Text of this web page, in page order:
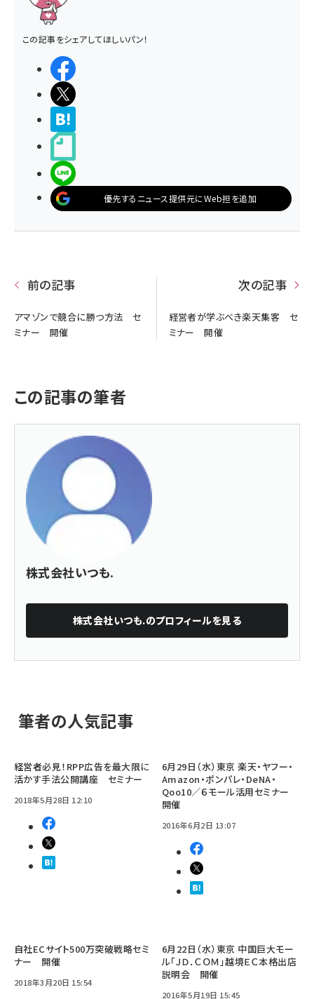
この記事をシェアしてほしいパン！
優先するニュース提供元にWeb担を追加
前の記事
アマゾンで競合に勝つ方法 セ
ミナー 開催
次の記事
経営者が学ぶべき楽天集客 セ
ミナー 開催
この記事の筆者
株式会社いつも.
株式会社いつも.のプロフィールを見る
筆者の人気記事
経営者必見！RPP広告を最大限に
活かす手法公開講座 セミナー
2018年5月28日 12:10
6月29日（水）東京 楽天・ヤフー・
Amazon・ポンパレ・DeNA・
Qoo10／６モール活用セミナー
開催
2016年6月2日 13:07
自社ECサイト500万突破戦略セミ
ナー 開催
2018年3月20日 15:54
6月22日（水）東京 中国巨大モー
ル「ＪＤ．ＣＯＭ」越境ＥＣ本格出店
説明会 開催
2016年5月19日 15:45